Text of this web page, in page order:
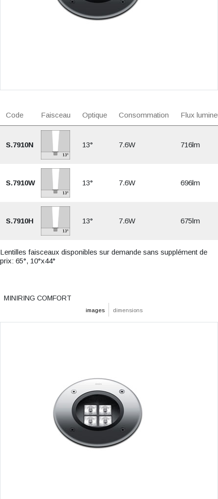
Code Faisceau Optique Consommation Flux
S.7910N 13° 7.6W 716lm
S.7910W 13° 7.6W 696lm
S.7910H 13° 7.6W 675lm
Lentilles faisceaux disponibles sur demande sans supplément de
prix: 65°, 10°x44°
images dimensions
MINIRING COMFORT